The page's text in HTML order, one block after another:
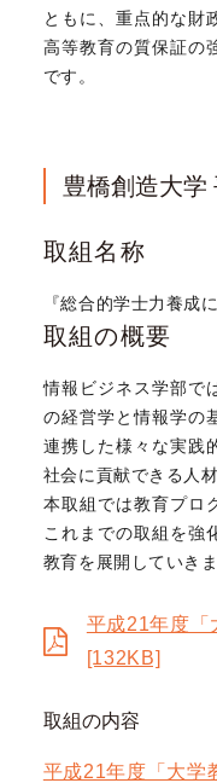
ともに、重点的な財
高等教育の質保証の
です。
豊橋創造大学
取組名称
『総合的学士力養成
取組の概要
情報ビジネス学部で
の経営学と情報学の
連携した様々な実践
社会に貢献できる人
本取組では教育プロ
これまでの取組を強
教育を展開していきま
平成21年度「
[132KB]
取組の内容
平成21年度「大学